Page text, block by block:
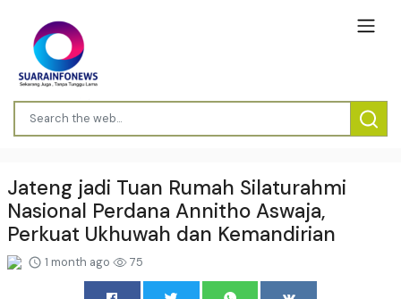
Jateng jadi Tuan Rumah Silaturahmi
Nasional Perdana Annitho Aswaja,
Perkuat Ukhuwah dan Kemandirian
1 month ago 75